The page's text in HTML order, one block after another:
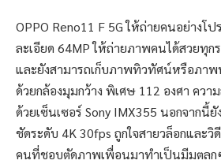
OPPO Reno11 F 5G ให้ถ่ายคนอย่างโ
ละเอียด 64MP ให้ถ่ายภาพคนได้สวยทุก
และยังสามารถเก็บภาพทิวทัศน์หรือภา
ด้วยกล้องมุมกว้าง พิเศษ 112 องศา ควา
ด้วยเซ็นเซอร์ Sony IMX355 นอกจากนี้
ชัดระดับ 4K 30fps ถูกใจสายวล็อกและ
คนที่ชอบตัดภาพเพื่อนมาทำเป็นมีมตลก